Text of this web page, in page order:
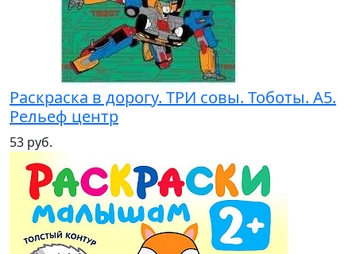
Раскраска в дорогу. ТРИ совы. Тоботы. А5.
Рельеф центр
53 руб.